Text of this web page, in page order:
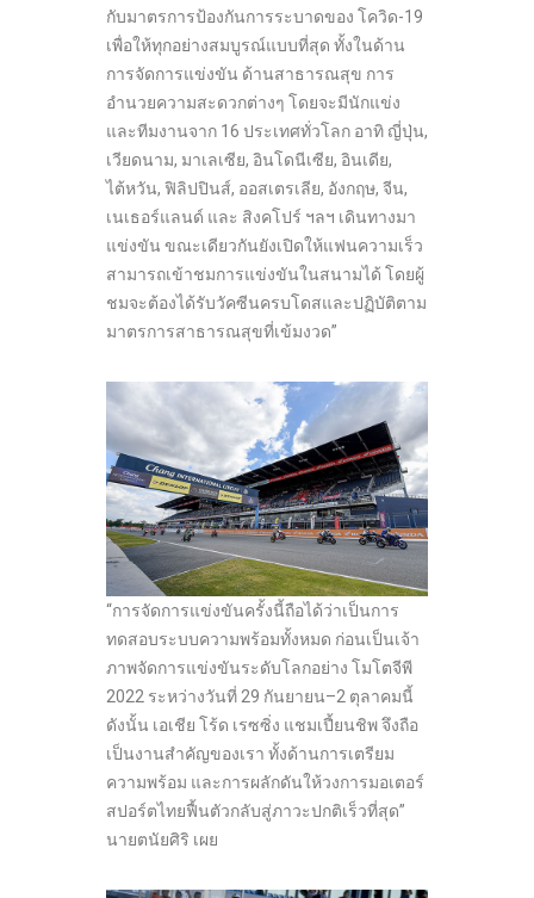
กับมาตรการป้องกันการระบาดของ โควิด-19
เพื่อให้ทุกอย่างสมบูรณ์แบบที่สุด ทั้งในด้าน
การจัดการแข่งขัน ด้านสาธารณสุข การ
อำนวยความสะดวกต่างๆ โดยจะมีนักแข่ง
และทีมงานจาก 16 ประเทศทั่วโลก อาทิ ญี่ปุ่น,
เวียดนาม, มาเลเซีย, อินโดนีเซีย, อินเดีย,
ไต้หวัน, ฟิลิปปินส์, ออสเตรเลีย, อังกฤษ, จีน,
เนเธอร์แลนด์ และ สิงคโปร์ ฯลฯ เดินทางมา
แข่งขัน ขณะเดียวกันยังเปิดให้แฟนความเร็ว
สามารถเข้าชมการแข่งขันในสนามได้ โดยผู้
ชมจะต้องได้รับวัคซีนครบโดสและปฏิบัติตาม
มาตรการสาธารณสุขที่เข้มงวด”
“การจัดการแข่งขันครั้งนี้ถือได้ว่าเป็นการ
ทดสอบระบบความพร้อมทั้งหมด ก่อนเป็นเจ้า
ภาพจัดการแข่งขันระดับโลกอย่าง โมโตจีพี
2022 ระหว่างวันที่ 29 กันยายน–2 ตุลาคมนี้
ดังนั้น เอเชีย โร้ด เรซซิ่ง แชมเปี้ยนชิพ จึงถือ
เป็นงานสำคัญของเรา ทั้งด้านการเตรียม
ความพร้อม และการผลักดันให้วงการมอเตอร์
สปอร์ตไทยฟื้นตัวกลับสู่ภาวะปกติเร็วที่สุด”
นายตนัยศิริ เผย